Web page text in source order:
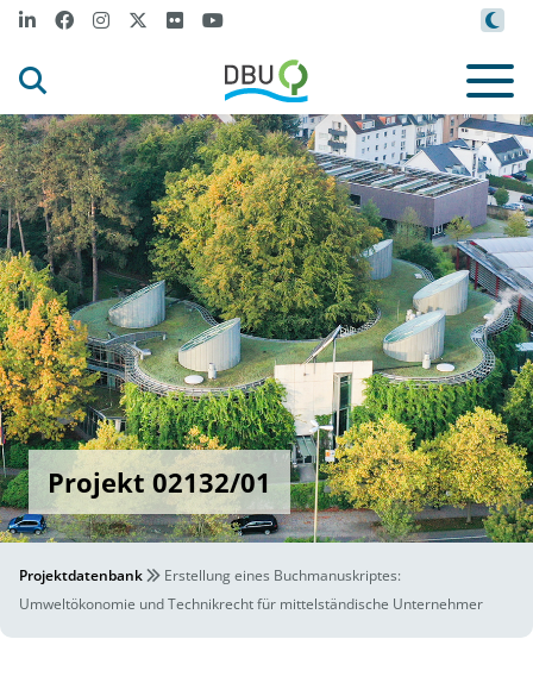
Projekt 02132/01
Projektdatenbank
Erstellung eines Buchmanuskriptes:
Umweltökonomie und Technikrecht für mittelständische Unternehmer